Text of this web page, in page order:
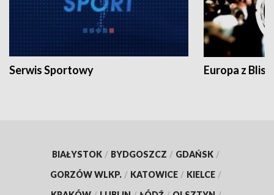
Serwis Sportowy Europa z
BIAŁYSTOK / BYDGOSZCZ / GDAŃSK /
GORZÓW WLKP. / KATOWICE / KIELCE /